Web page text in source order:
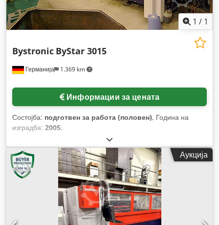
1 / 1
Германија 1.369 km
Bystronic ByStar 3015
Информации за цената
Состојба: подготвен за работа (половен), Година на
изградба: 2005,
Аукција